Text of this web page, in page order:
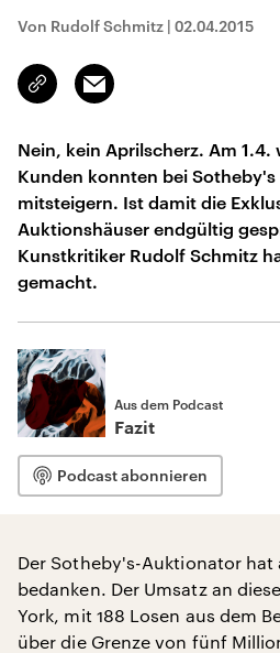
Von Rudolf Schmitz | 02.04.2015
Link
kopieren/teilen
Email
Nein, kein Aprilscherz. Am 1.4.
Kunden konnten bei Sotheby's
mitsteigern. Ist damit die
Auktionshäuser endgültig
Kunstkritiker Rudolf Schmitz
gemacht.
Aus dem Podcast
Fazit
Podcast abonnieren
Der Sotheby's-Auktionator hat
bedanken. Der Umsatz an
York, mit 188 Losen aus dem
über die Grenze von fünf